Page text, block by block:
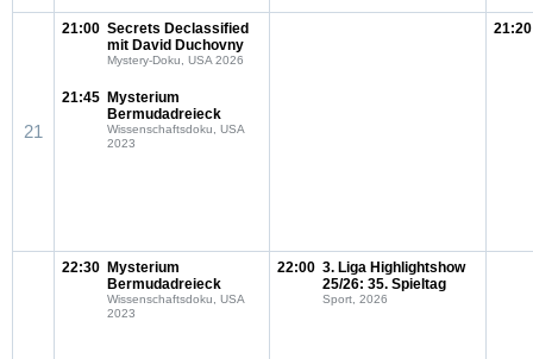
21
21:00 Secrets Declassified
mit David Duchovny
Mystery-Doku, USA 2026
21:45 Mysterium
Bermudadreieck
Wissenschaftsdoku, USA
2023
21:20
22:30 Mysterium
Bermudadreieck
Wissenschaftsdoku, USA
2023
22:00 3. Liga Highlightshow
25/26: 35. Spieltag
Sport, 2026